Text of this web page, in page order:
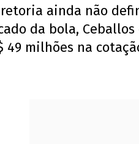
ainda não
da bola,
49 milhões na